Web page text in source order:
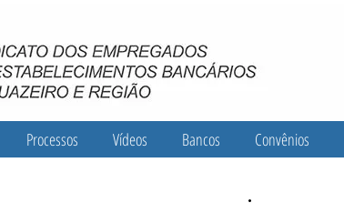
Processos Vídeos Bancos Convênios